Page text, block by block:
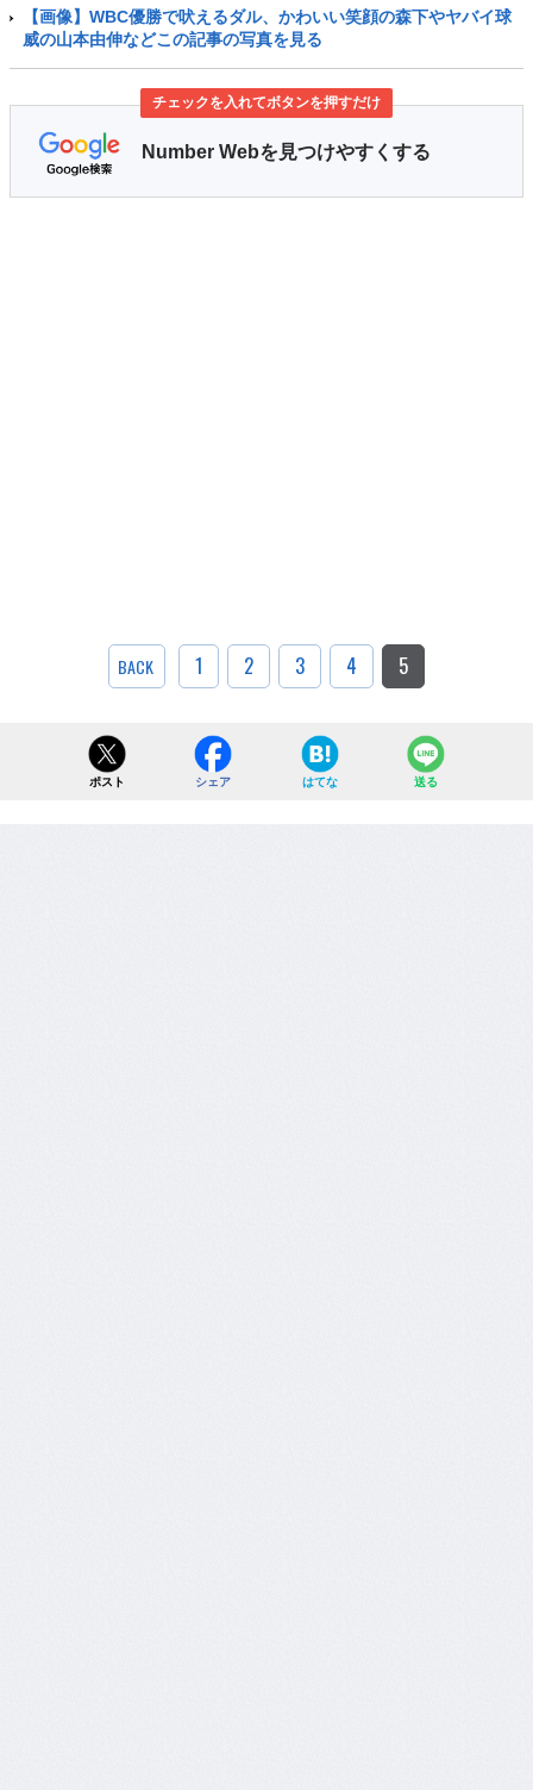
【画像】WBC優勝で吠えるダル、かわいい笑顔の森下やヤバイ球
威の山本由伸などこの記事の写真を見る
チェックを入れてボタンを押すだけ
Number Webを見つけやすくする
BACK 1 2 3 4 5
ポスト シェア はてな 送る